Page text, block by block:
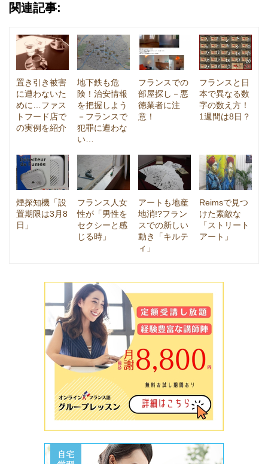
関連記事:
置き引き被害
に遭わないた
めに…ファス
トフード店で
の実例を紹介
地下鉄も危
険！治安情報
を把握しよう
－フランスで
犯罪に遭わな
い…
フランスでの
部屋探し－悪
徳業者に注
意！
フランスと日
本で異なる数
字の数え方！
1週間は8日？
煙探知機「設
置期限は3月8
日」
フランス人女
性が「男性を
セクシーと感
じる時」
アートも地産
地消!?フラン
スでの新しい
動き「キルテ
ィ」
Reimsで見つ
けた素敵な
「ストリート
アート」